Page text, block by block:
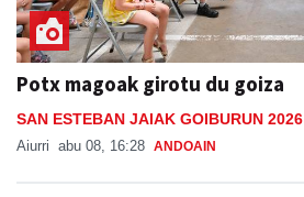
Potx magoak girotu du goiza
SAN ESTEBAN JAIAK GOIBURUN 2026
Aiurri abu 08, 16:28 ANDOAIN